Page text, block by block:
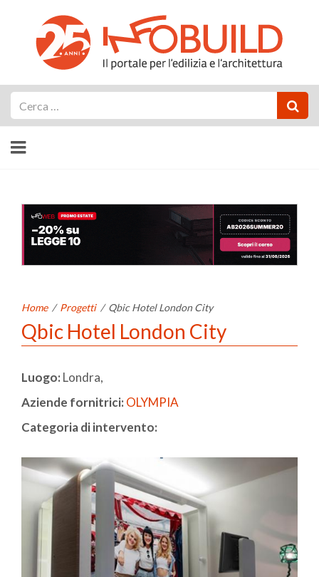
Home / Progetti / Qbic Hotel London City
Qbic Hotel London City
Luogo: Londra,
Aziende fornitrici: OLYMPIA
Categoria di intervento: